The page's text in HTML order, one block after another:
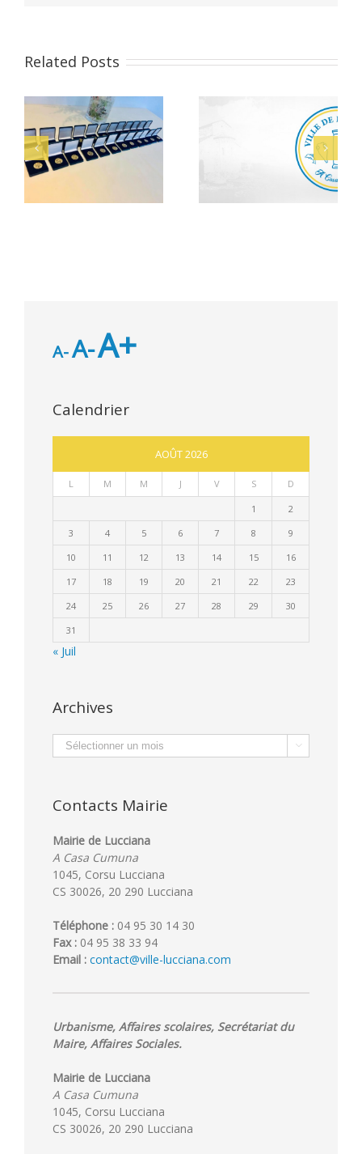
Related Posts
Alerte Canicule –
CCAS
A-A-A+
Calendrier
AOÛT 2026
L M M J V S D
1
2
3
4 5 6 7 8
9
10
11 12 13 14 15
16
17
18 19 20 21 22
23
24
25 26 27 28 29
30
31
« Juil
Archives
Archives 
Contacts Mairie
Mairie de Lucciana
A Casa Cumuna
1045, Corsu Lucciana
CS 30026, 20 290 Lucciana
Téléphone : 04 95 30 14 30
Fax : 04 95 38 33 94
Email : contact@ville-lucciana.com
Urbanisme, Affaires scolaires, Secrétariat du
Maire, Affaires Sociales.
Mairie de Lucciana
A Casa Cumuna
1045, Corsu Lucciana
CS 30026, 20 290 Lucciana